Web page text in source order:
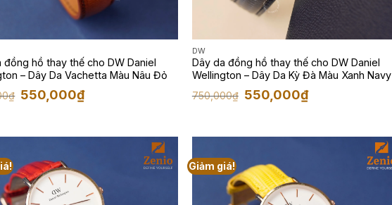
đồng hồ thay thế cho DW Daniel
– Dây Da Vachetta Màu Nâu Đỏ
₫ Giá
gốc
550,000₫Giá
hiện
DW
Dây da đồng hồ thay thế cho DW Daniel
Wellington – Dây Da Kỳ Đà Màu Xanh Navy
750,000₫ Giá
gốc
550,000₫Giá
hiện
Giảm giá!